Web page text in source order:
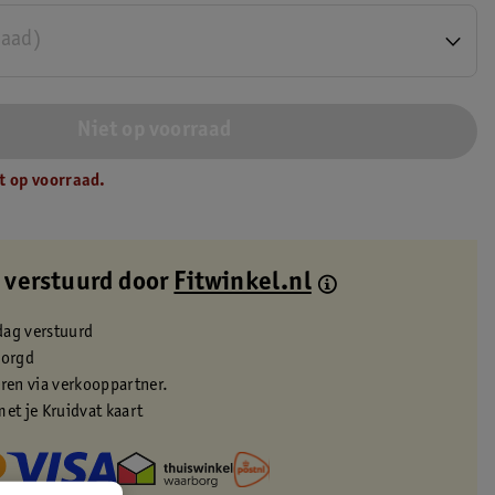
op voorraad.
verstuurd door Fitwinkel.nl
verstuurd
via verkooppartner.
je Kruidvat kaart